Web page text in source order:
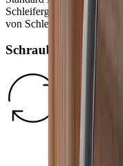
Schleifergebnis. Die
von Schleifstaub und
Schraubverschluss